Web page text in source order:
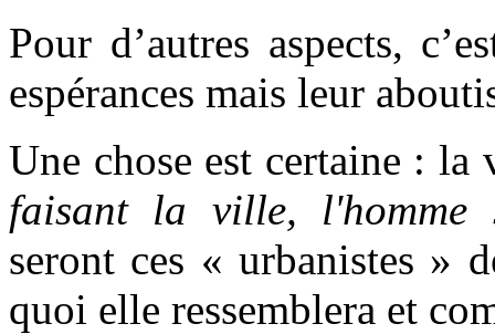
Pour d’autres aspects,
espérances mais leur
Une chose est certaine :
faisant la ville, l'homme
seront ces « urbanistes »
quoi elle ressemblera et